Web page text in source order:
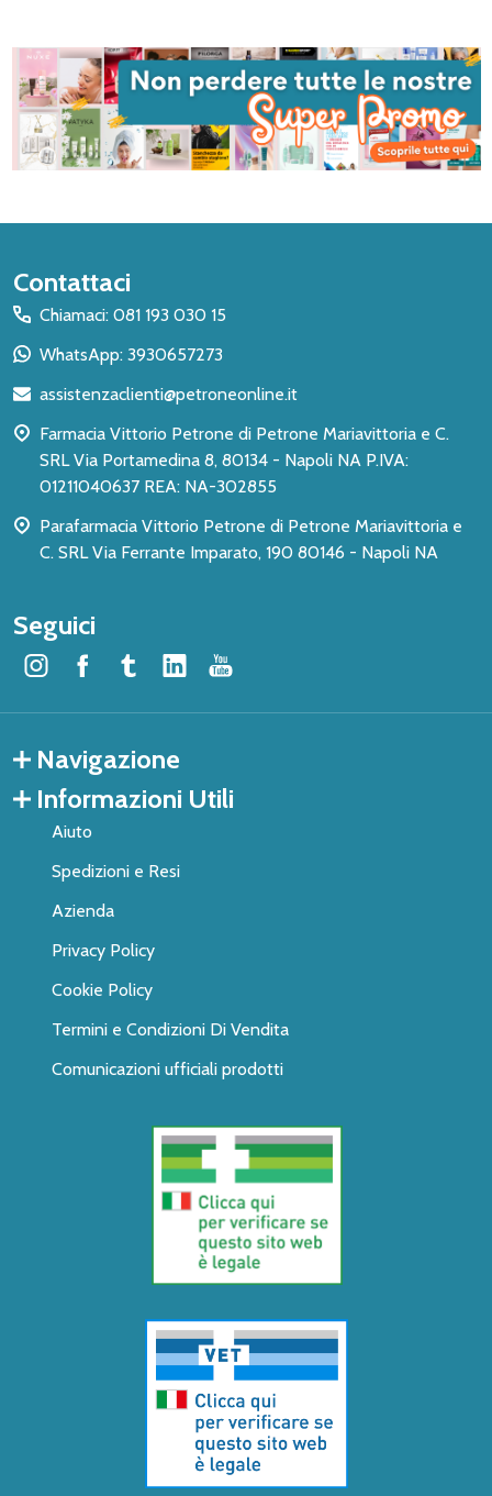
Inizio
del
piè
pagina
Contattaci
Chiamaci: 081 193 030 15
WhatsApp: 3930657273
assistenzaclienti@petroneonline.it
Farmacia Vittorio Petrone di Petrone Mariavittoria e C.
SRL Via Portamedina 8, 80134 - Napoli NA P.IVA:
01211040637 REA: NA-302855
Parafarmacia Vittorio Petrone di Petrone Mariavittoria e
C. SRL Via Ferrante Imparato, 190 80146 - Napoli NA
Seguici
Navigazione
Informazioni Utili
Aiuto
Spedizioni e Resi
Azienda
Privacy Policy
Cookie Policy
Termini e Condizioni Di Vendita
Comunicazioni ufficiali prodotti